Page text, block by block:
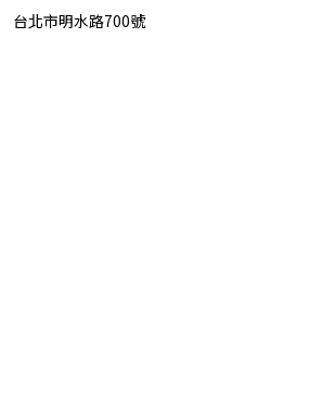
台北市明水路700號